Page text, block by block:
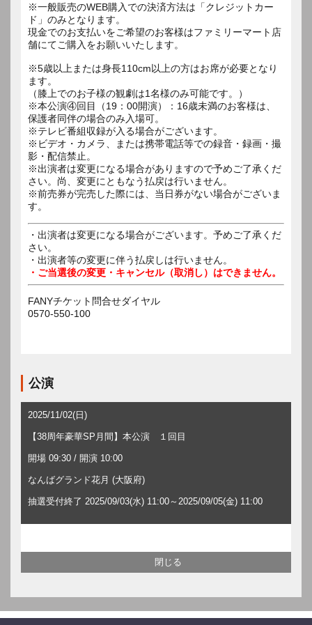
※一般販売のWEB購入での決済方法は「クレジットカー
ド」のみとなります。
現金でのお支払いをご希望のお客様はファミリーマート店
舗にてご購入をお願いいたします。
※5歳以上または身長110cm以上の方はお席が必要となり
ます。
（膝上でのお子様の観劇は1名様のみ可能です。）
※本公演④回目（19：00開演）：16歳未満のお客様は、
保護者同伴の場合のみ入場可。
※テレビ番組収録が入る場合がございます。
※ビデオ・カメラ、または携帯電話等での録音・録画・撮
影・配信禁止。
※出演者は変更になる場合がありますので予めご了承くだ
さい。尚、変更にともなう払戻は行いません。
※前売券が完売した際には、当日券がない場合がございま
す。
・出演者は変更になる場合がございます。予めご了承くだ
さい。
・出演者等の変更に伴う払戻しは行いません。
・ご当選後の変更・キャンセル（取消し）はできません。
FANYチケット問合せダイヤル
0570-550-100
公演
2025/11/02(日)
【38周年豪華SP月間】本公演 １回目
開場 09:30 / 開演 10:00
なんばグランド花月 (大阪府)
抽選受付終了 2025/09/03(水) 11:00～2025/09/05(金) 11:00